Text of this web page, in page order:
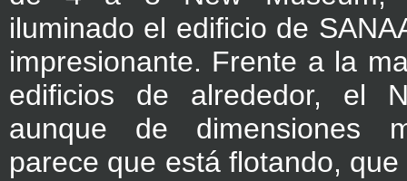
iluminado el edificio de
impresionante. Frente a la
edificios de alrededor, el
aunque de dimensiones
parece que está flotando,